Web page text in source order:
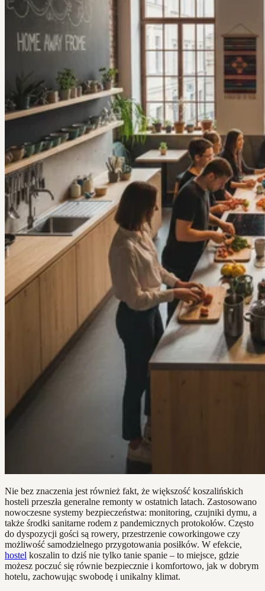
Nie bez znaczenia jest również fakt, że większość koszalińskich
hosteli przeszła generalne remonty w ostatnich latach. Zastosowano
nowoczesne systemy bezpieczeństwa: monitoring, czujniki dymu, a
także środki sanitarne rodem z pandemicznych protokołów. Często
do dyspozycji gości są rowery, przestrzenie coworkingowe czy
możliwość samodzielnego przygotowania posiłków. W efekcie,
hostel koszalin to dziś nie tylko tanie spanie – to miejsce, gdzie
możesz poczuć się równie bezpiecznie i komfortowo, jak w dobrym
hotelu, zachowując swobodę i unikalny klimat.